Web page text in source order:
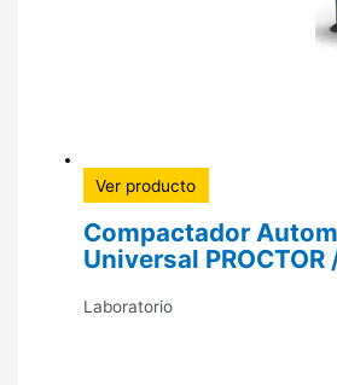
Ver producto
Compactador
Universal PROCTOR
Laboratorio